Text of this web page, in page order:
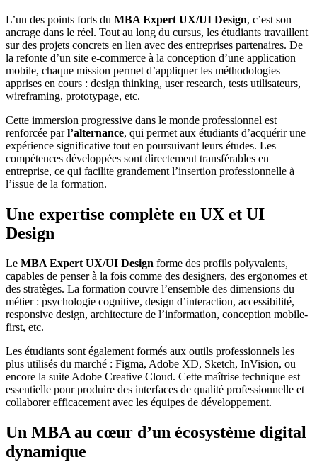
L’un des points forts du MBA Expert UX/UI Design, c’est son
ancrage dans le réel. Tout au long du cursus, les étudiants travaillent
sur des projets concrets en lien avec des entreprises partenaires. De
la refonte d’un site e-commerce à la conception d’une application
mobile, chaque mission permet d’appliquer les méthodologies
apprises en cours : design thinking, user research, tests utilisateurs,
wireframing, prototypage, etc.
Cette immersion progressive dans le monde professionnel est
renforcée parl’alternance, qui permet aux étudiants d’acquérir une
expérience significative tout en poursuivant leurs études. Les
compétences développées sont directement transférables en
entreprise, ce qui facilite grandement l’insertion professionnelle à
l’issue de la formation.
Une expertise complète en UX et UI
Design
Le MBA Expert UX/UI Design forme des profils polyvalents,
capables de penser à la fois comme des designers, des ergonomes et
des stratèges. La formation couvre l’ensemble des dimensions du
métier : psychologie cognitive, design d’interaction, accessibilité,
responsive design, architecture de l’information, conception mobile-
first, etc.
Les étudiants sont également formés aux outils professionnels les
plus utilisés du marché : Figma, Adobe XD, Sketch, InVision, ou
encore la suite Adobe Creative Cloud. Cette maîtrise technique est
essentielle pour produire des interfaces de qualité professionnelle et
collaborer efficacement avec les équipes de développement.
Un MBA au cœur d’un écosystème digital
dynamique